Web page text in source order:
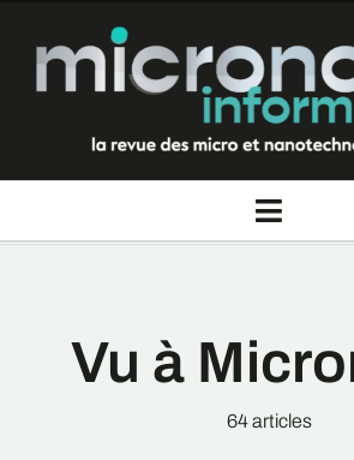
contenu
Toggle
ThèmesVu à
64 articles